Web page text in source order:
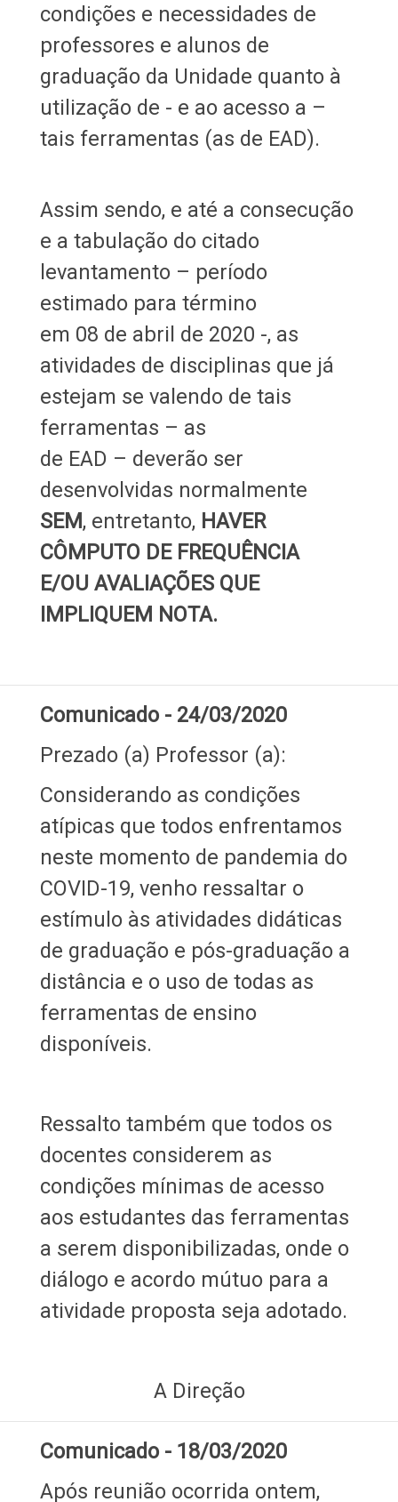
condições e necessidades de
professores e alunos de
graduação da Unidade quanto à
utilização de - e ao acesso a –
tais ferramentas (as de EAD).
Assim sendo, e até a consecução
e a tabulação do citado
levantamento – período
estimado para término
em 08 de abril de 2020 -, as
atividades de disciplinas que já
estejam se valendo de tais
ferramentas – as
de EAD – deverão ser
desenvolvidas normalmente
SEM, entretanto, HAVER
CÔMPUTO DE FREQUÊNCIA
E/OU AVALIAÇÕES QUE
IMPLIQUEM NOTA.
Comunicado - 24/03/2020
Prezado (a) Professor (a):
Considerando as condições
atípicas que todos enfrentamos
neste momento de pandemia do
COVID-19, venho ressaltar o
estímulo às atividades didáticas
de graduação e pós-graduação a
distância e o uso de todas as
ferramentas de ensino
disponíveis.
Ressalto também que todos os
docentes considerem as
condições mínimas de acesso
aos estudantes das ferramentas
a serem disponibilizadas, onde o
diálogo e acordo mútuo para a
atividade proposta seja adotado.
A Direção
Comunicado - 18/03/2020
Após reunião ocorrida ontem,